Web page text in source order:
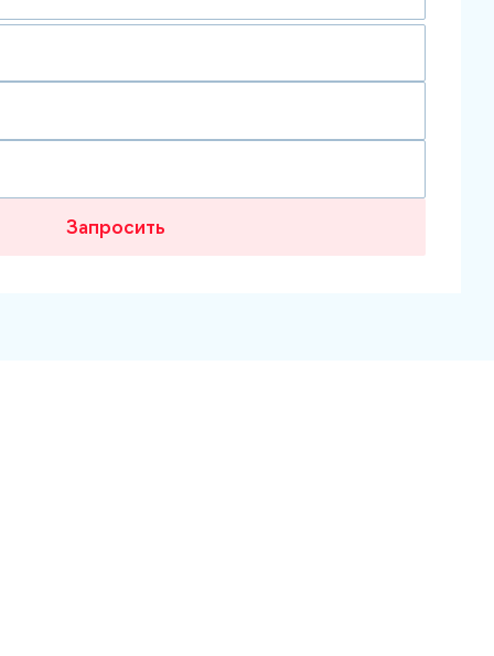
Запросить